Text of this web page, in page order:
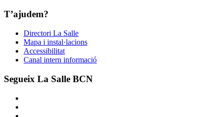
T’ajudem?
Directori La Salle
Mapa i instal·lacions
Accessibilitat
Canal intern informació
Segueix La Salle BCN